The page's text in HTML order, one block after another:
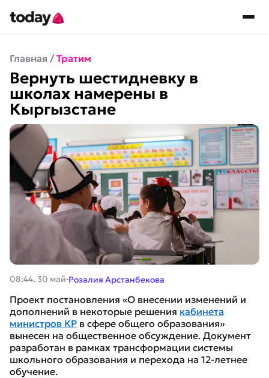
Главная / Тратим
Вернуть шестидневку в
школах намерены в
Кыргызстане
08:44, 30 май·Розалия Арстанбекова
Проект постановления «О внесении изменений и
дополнений в некоторые решения кабинета
министров КР в сфере общего образования»
вынесен на общественное обсуждение. Документ
разработан в рамках трансформации системы
школьного образования и перехода на 12-летнее
обучение.